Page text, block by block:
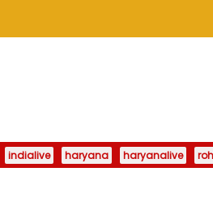
indialive haryana haryanalive